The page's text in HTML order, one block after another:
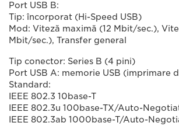
Port USB B:
Tip: încorporat (Hi-Speed USB)
Mod: Viteză maximă (12 Mbit/sec.),
Mbit/sec.), Transfer general
Tip conector: Series B (4 pini)
Port USB A: memorie USB (imprimare
Standard:
IEEE 802.3 10base-T
IEEE 802.3u 100base-TX/Auto-
IEEE 802.3ab 1000base-T/Auto-